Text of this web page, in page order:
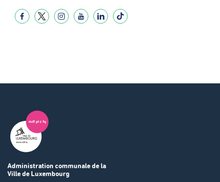
Administration communale de la
Ville de Luxembourg